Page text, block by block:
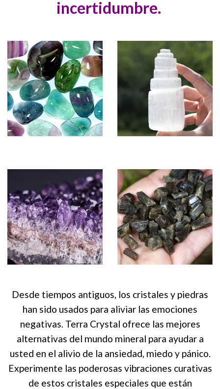
incertidumbre.
Desde tiempos antiguos, los cristales y piedras
han sido usados para aliviar las emociones
negativas. Terra Crystal ofrece las mejores
alternativas del mundo mineral para ayudar a
usted en el alivio de la ansiedad, miedo y pánico.
Experimente las poderosas vibraciones curativas
de estos cristales especiales que están